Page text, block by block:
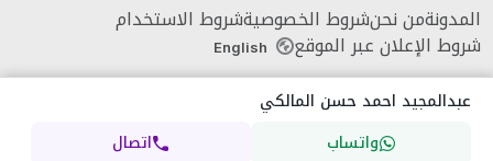
المدونةمن نحنشروط الخصوصيةشروط الاستخدام
شروط الإعلان عبر الموقع English
عبدالمجيد احمد حسن المالكي
واتساب
اتصال